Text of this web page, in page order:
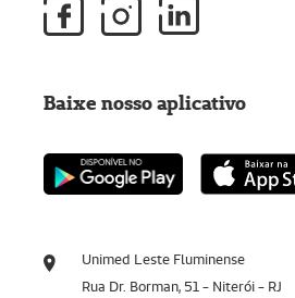
Unimed Leste Fluminense
Rua Dr. Borman, 51 - Niterói - RJ
Baixe nosso aplicativo